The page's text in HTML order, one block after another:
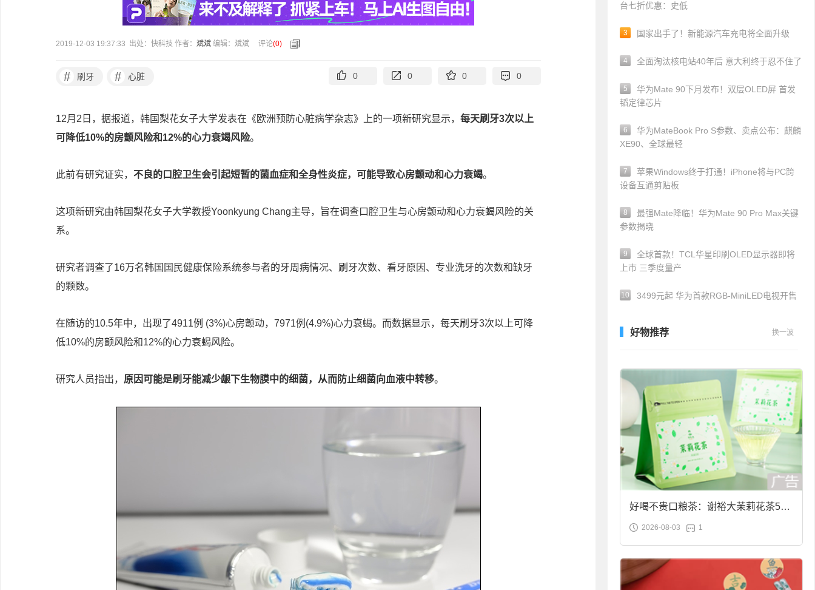
2019-12-03 19:37:33 出处：快科技 作者： 斌斌 编辑：斌斌 评论(0)
# 刷牙 # 心脏 0 0 0 0
12月2日，据报道，韩国梨花女子大学发表在《欧洲预防心脏病学杂志》上的一项新研究显示， 每天刷牙3次以上
可降低10%的房颤风险和12%的心力衰竭风险。
此前有研究证实， 不良的口腔卫生会引起短暂的菌血症和全身性炎症，可能导致心房颤动和心力衰竭。
这项新研究由韩国梨花女子大学教授Yoonkyung Chang主导，旨在调查口腔卫生与心房颤动和心力衰蝎风险的关
系。
研究者调查了16万名韩国国民健康保险系统参与者的牙周病情况、刷牙次数、看牙原因、专业洗牙的次数和缺牙
的颗数。
在随访的10.5年中，出现了4911例 (3%)心房颤动，7971例(4.9%)心力衰蝎。而数据显示，每天刷牙3次以上可降
低10%的房颤风险和12%的心力衰蝎风险。
研究人员指出， 原因可能是刷牙能减少龈下生物膜中的细菌，从而防止细菌向血液中转移。
台七折优惠：史低
3 国家出手了！新能源汽车充电将全面升级
4 全面淘汰核电站40年后 意大利终于忍不住了
5
华为Mate 90下月发布！双层OLED屏 首发
韬定律芯片
6
华为MateBook Pro S参数、卖点公布：麒麟
XE90、全球最轻
7
苹果Windows终于打通！iPhone将与PC跨
设备互通剪贴板
8
最强Mate降临！华为Mate 90 Pro Max关键
参数揭晓
9
全球首款！TCL华星印刷OLED显示器即将
上市 三季度量产
10 3499元起 华为首款RGB-MiniLED电视开售
好物推荐 换一波
好喝不贵口粮茶：谢裕大茉莉花茶50g
袋装9.9元到手
2026-08-03 1